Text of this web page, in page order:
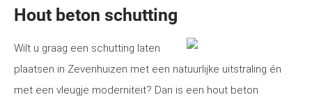
Hout beton schutting
Wilt u graag een schutting laten
plaatsen in Zevenhuizen met een natuurlijke uitstraling én
met een vleugje moderniteit? Dan is een hout beton